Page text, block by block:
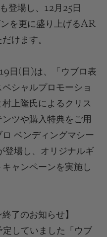
登場し、 12月 25 日
を更に盛り上げるAR
けます。
19 日 ( 日 )は 、
「ウブロ表
シャルプロモーショ
村上隆氏に よるクリス
ツや購入特典をご用
ベンディングマシー
登場し 、オリジナルギ
ャンペーンを実施し
終了のお知らせ 】
定していまし た 「 ウブ